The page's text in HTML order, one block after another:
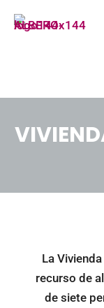
La
recurso de
de siete